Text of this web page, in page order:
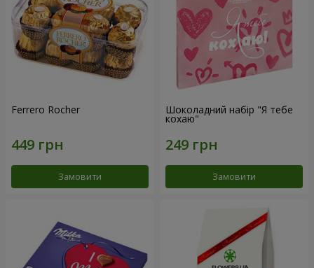
Ferrero Rocher
Замовити
Шоколадний набір "Я тебе
кохаю"
Замовити